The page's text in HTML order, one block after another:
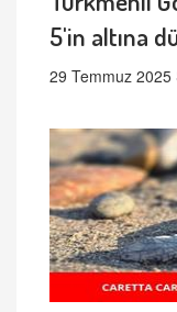
5'in altına
29 Temmuz 2025